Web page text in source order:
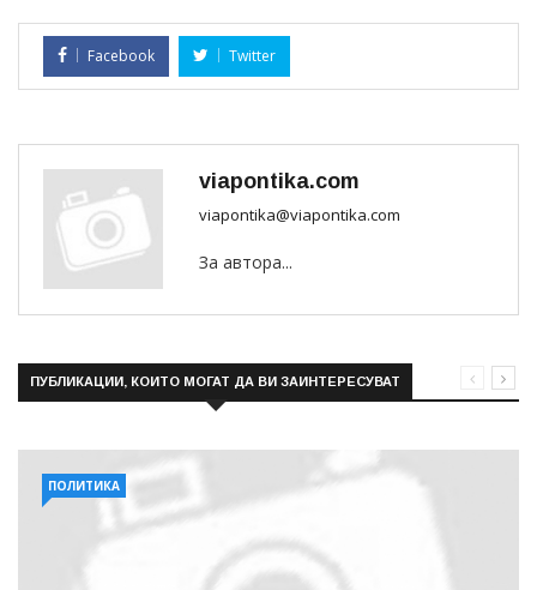
Facebook Twitter
viapontika.com
viapontika@viapontika.com
За автора...
ПУБЛИКАЦИИ, КОИТО МОГАТ ДА ВИ ЗАИНТЕРЕСУВАТ
ПОЛИТИКА